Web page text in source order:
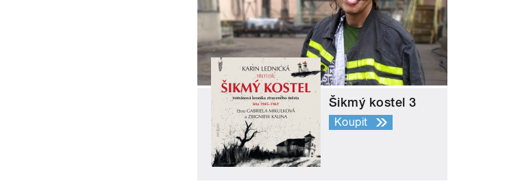
Šikmý kostel 3
Koupit